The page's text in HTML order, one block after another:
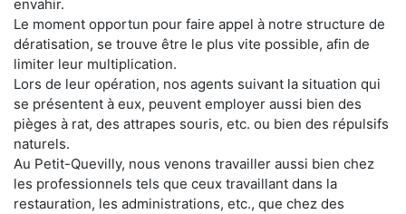
envahir.
Le moment opportun pour faire appel à notre structure de
dératisation, se trouve être le plus vite possible, afin de
limiter leur multiplication.
Lors de leur opération, nos agents suivant la situation qui
se présentent à eux, peuvent employer aussi bien des
pièges à rat, des attrapes souris, etc. ou bien des répulsifs
naturels.
Au Petit-Quevilly, nous venons travailler aussi bien chez
les professionnels tels que ceux travaillant dans la
restauration, les administrations, etc., que chez des